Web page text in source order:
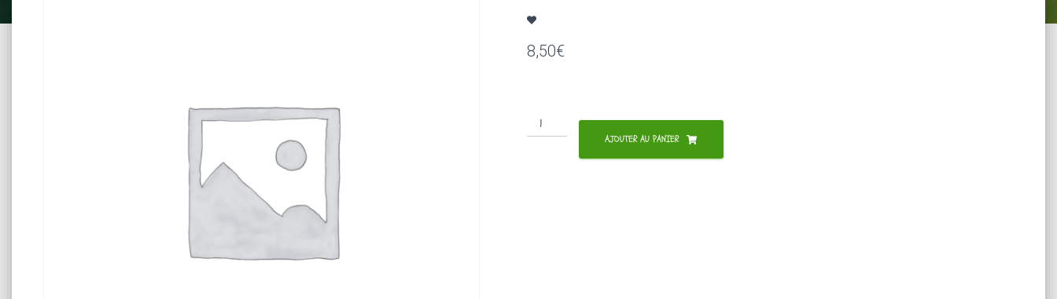
8,50€
quantité
de
AJOUTER AU PANIER